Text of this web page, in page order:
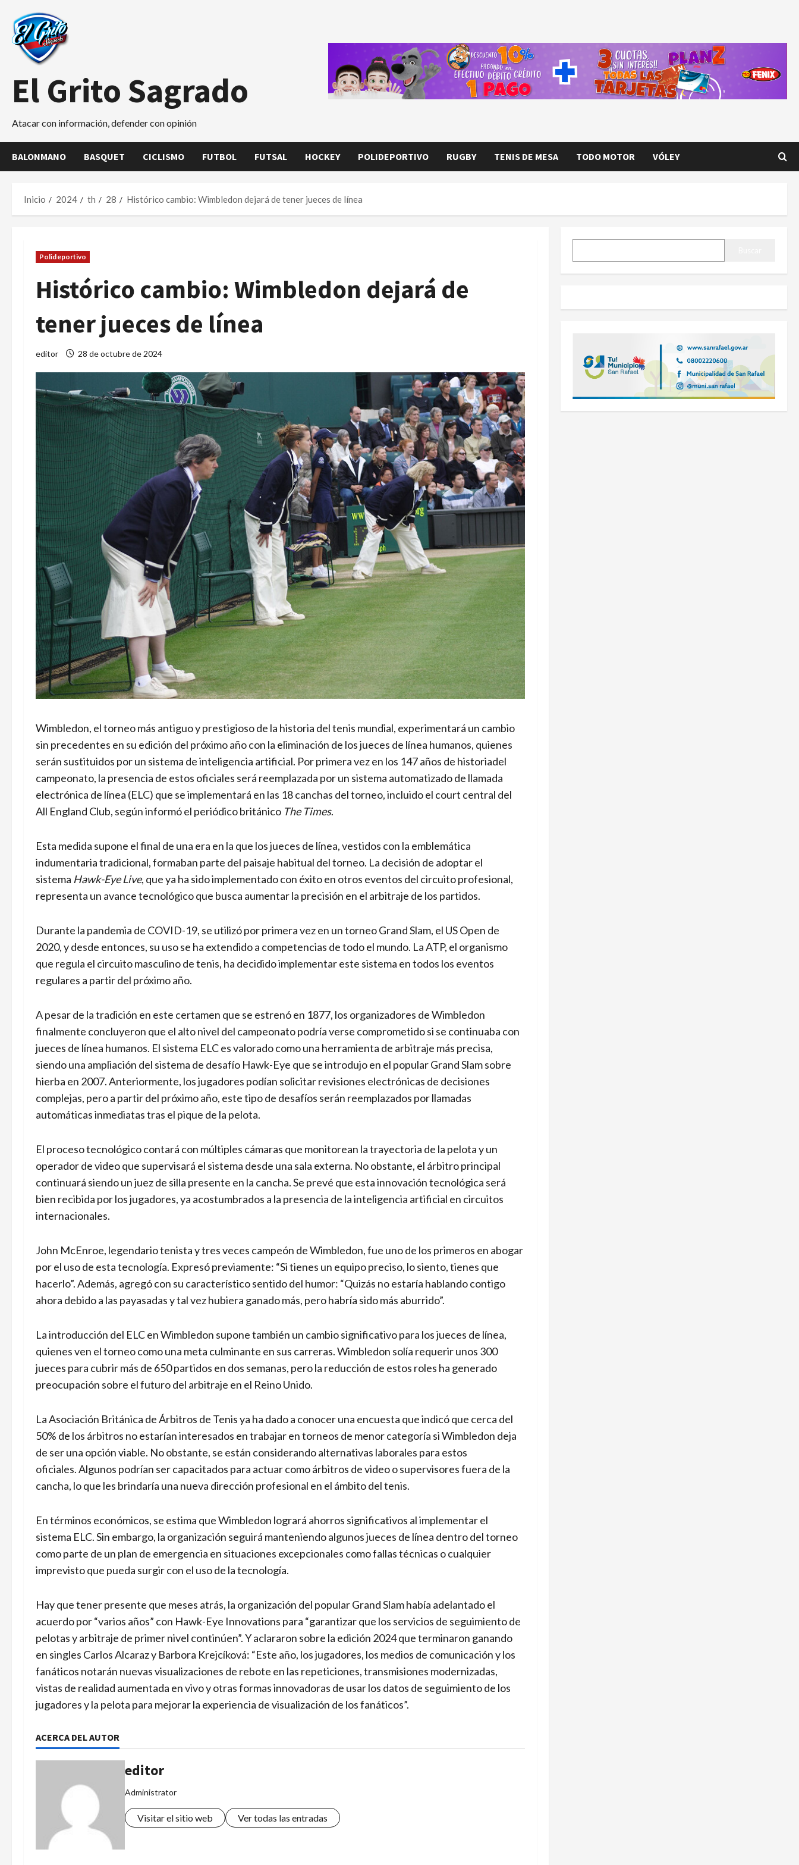
contenido
El Grito Sagrado
Atacar con información, defender con opinión
BALONMANO BASQUET CICLISMO FUTBOL FUTSAL HOCKEY POLIDEPORTIVO RUGBY TENIS DE MESA TODO MOTOR VÓLEY
Inicio 2024 th 28 Histórico cambio: Wimbledon dejará de tener jueces de línea
Polideportivo
Histórico cambio: Wimbledon dejará de
tener jueces de línea
editor 28 de octubre de 2024
Wimbledon, el torneo más antiguo y prestigioso de la historia del tenis mundial, experimentará un cambio
sin precedentes en su edición del próximo año con la eliminación de los jueces de línea humanos, quienes
serán sustituidos por un sistema de inteligencia artificial. Por primera vez en los 147 años de historiadel
campeonato, la presencia de estos oficiales será reemplazada por un sistema automatizado de llamada
electrónica de línea (ELC) que se implementará en las 18 canchas del torneo, incluido el court central del
All England Club, según informó el periódico británico The Times.
Esta medida supone el final de una era en la que los jueces de línea, vestidos con la emblemática
indumentaria tradicional, formaban parte del paisaje habitual del torneo. La decisión de adoptar el
sistema Hawk-Eye Live, que ya ha sido implementado con éxito en otros eventos del circuito profesional,
representa un avance tecnológico que busca aumentar la precisión en el arbitraje de los partidos.
Durante la pandemia de COVID-19, se utilizó por primera vez en un torneo Grand Slam, el US Open de
2020, y desde entonces, su uso se ha extendido a competencias de todo el mundo. La ATP, el organismo
que regula el circuito masculino de tenis, ha decidido implementar este sistema en todos los eventos
regulares a partir del próximo año.
A pesar de la tradición en este certamen que se estrenó en 1877, los organizadores de Wimbledon
finalmente concluyeron que el alto nivel del campeonato podría verse comprometido si se continuaba con
jueces de línea humanos. El sistema ELC es valorado como una herramienta de arbitraje más precisa,
siendo una ampliación del sistema de desafío Hawk-Eye que se introdujo en el popular Grand Slam sobre
hierba en 2007. Anteriormente, los jugadores podían solicitar revisiones electrónicas de decisiones
complejas, pero a partir del próximo año, este tipo de desafíos serán reemplazados por llamadas
automáticas inmediatas tras el pique de la pelota.
El proceso tecnológico contará con múltiples cámaras que monitorean la trayectoria de la pelota y un
operador de video que supervisará el sistema desde una sala externa. No obstante, el árbitro principal
continuará siendo un juez de silla presente en la cancha. Se prevé que esta innovación tecnológica será
bien recibida por los jugadores, ya acostumbrados a la presencia de la inteligencia artificial en circuitos
internacionales.
John McEnroe, legendario tenista y tres veces campeón de Wimbledon, fue uno de los primeros en abogar
por el uso de esta tecnología. Expresó previamente: “Si tienes un equipo preciso, lo siento, tienes que
hacerlo”. Además, agregó con su característico sentido del humor: “Quizás no estaría hablando contigo
ahora debido a las payasadas y tal vez hubiera ganado más, pero habría sido más aburrido”.
La introducción del ELC en Wimbledon supone también un cambio significativo para los jueces de línea,
quienes ven el torneo como una meta culminante en sus carreras. Wimbledon solía requerir unos 300
jueces para cubrir más de 650 partidos en dos semanas, pero la reducción de estos roles ha generado
preocupación sobre el futuro del arbitraje en el Reino Unido.
La Asociación Británica de Árbitros de Tenis ya ha dado a conocer una encuesta que indicó que cerca del
50% de los árbitros no estarían interesados en trabajar en torneos de menor categoría si Wimbledon deja
de ser una opción viable. No obstante, se están considerando alternativas laborales para estos
oficiales. Algunos podrían ser capacitados para actuar como árbitros de video o supervisores fuera de la
cancha, lo que les brindaría una nueva dirección profesional en el ámbito del tenis.
En términos económicos, se estima que Wimbledon logrará ahorros significativos al implementar el
sistema ELC. Sin embargo, la organización seguirá manteniendo algunos jueces de línea dentro del torneo
como parte de un plan de emergencia en situaciones excepcionales como fallas técnicas o cualquier
imprevisto que pueda surgir con el uso de la tecnología.
Hay que tener presente que meses atrás, la organización del popular Grand Slam había adelantado el
acuerdo por “varios años” con Hawk-Eye Innovations para “garantizar que los servicios de seguimiento de
pelotas y arbitraje de primer nivel continúen”. Y aclararon sobre la edición 2024 que terminaron ganando
en singles Carlos Alcaraz y Barbora Krejcíková: “Este año, los jugadores, los medios de comunicación y los
fanáticos notarán nuevas visualizaciones de rebote en las repeticiones, transmisiones modernizadas,
vistas de realidad aumentada en vivo y otras formas innovadoras de usar los datos de seguimiento de los
jugadores y la pelota para mejorar la experiencia de visualización de los fanáticos”.
ACERCA DEL AUTOR
editor
Administrator
Visitar el sitio web Ver todas las entradas